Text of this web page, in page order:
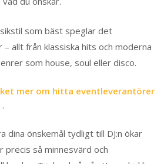
som bäst speglar det
allt från klassiska hits och moderna
som house, soul eller disco.
mer om hitta eventleverantörer
.
dina önskemål tydligt till DJ:n ökar
precis så minnesvärd och